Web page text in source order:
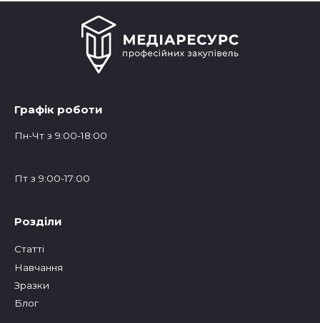
Графік роботи
Пн-Чт з 9:00-18:00
Пт з 9:00-17:00
Розділи
Статтi
Навчання
Зразки
Блог